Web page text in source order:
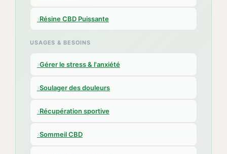
›Résine CBD Puissante
USAGES & BESOINS
›Gérer le stress & l'anxiété
›Soulager des douleurs
›Récupération sportive
›Sommeil CBD